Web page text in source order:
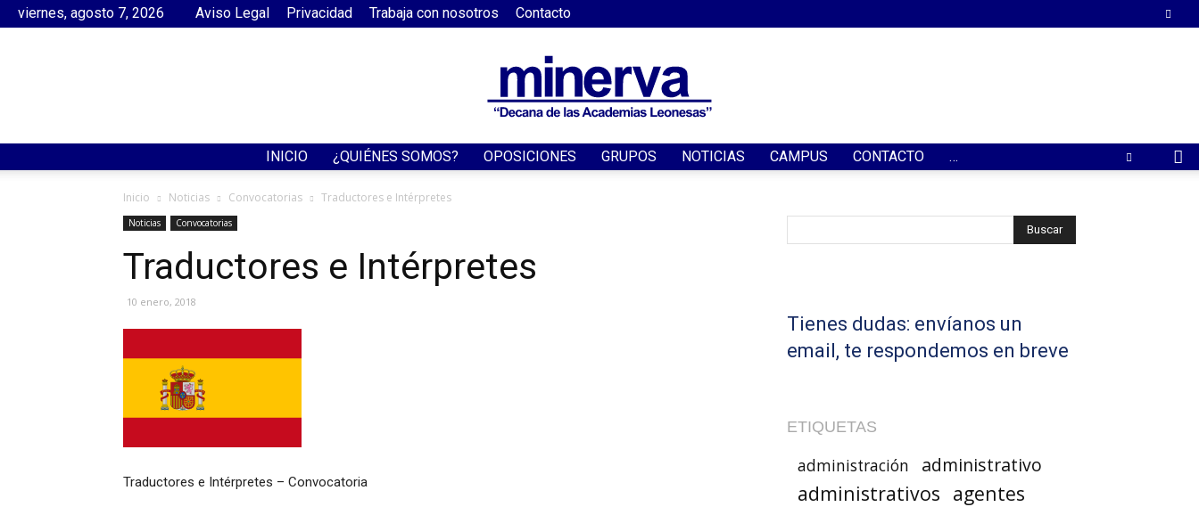
viernes, agosto 7, 2026 Aviso Legal Privacidad Trabaja con nosotros Contacto
INICIO ¿QUIÉNES SOMOS? OPOSICIONES GRUPOS NOTICIAS CAMPUS CONTACTO …
Inicio Noticias Convocatorias Traductores e Intérpretes
Noticias Convocatorias
Traductores e Intérpretes
10 enero, 2018
Traductores e Intérpretes – Convocatoria
Tienes dudas: envíanos un
email, te respondemos en breve
ETIQUETAS
administración administrativo
administrativos agentes